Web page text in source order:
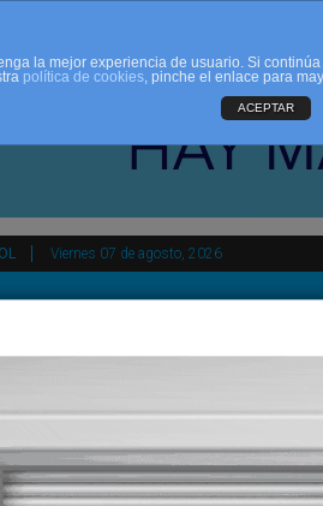
Viernes 07 de agosto, 2026
PAÍS VASCO
la mejor experiencia de usuario. Si
política de cookies, pinche el enlace para
ACEPTAR